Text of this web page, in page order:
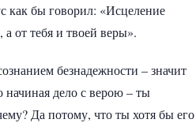
как бы говорил: «Исцеление
от тебя и твоей веры».
безнадежности – значит
начиная дело с верою – ты
Да потому, что ты хотя бы его